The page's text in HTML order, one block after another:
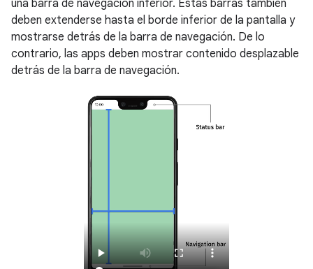
una barra de navegación inferior. Estas barras también
deben extenderse hasta el borde inferior de la pantalla y
mostrarse detrás de la barra de navegación. De lo
contrario, las apps deben mostrar contenido desplazable
detrás de la barra de navegación.